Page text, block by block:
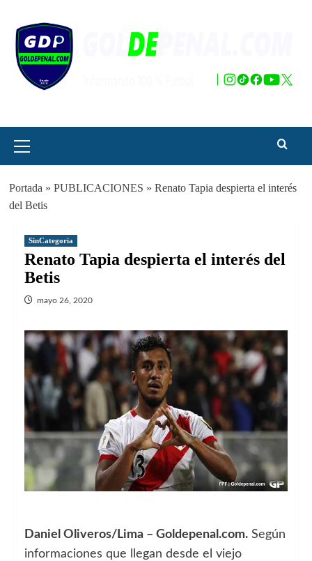
contenido
principal
Portada » PUBLICACIONES » Renato Tapia despierta el interés
del Betis
SinCategoria
Renato Tapia despierta el interés del
Betis
mayo 26, 2020
Daniel Oliveros/Lima – Goldepenal.com. Según
informaciones que llegan desde el viejo